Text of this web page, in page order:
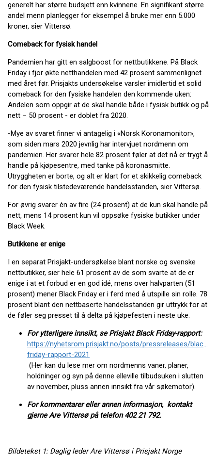
generelt har større budsjett enn kvinnene. En signifikant større
andel menn planlegger for eksempel å bruke mer enn 5.000
kroner, sier Vittersø.
Comeback for fysisk handel
Pandemien har gitt en salgboost for nettbutikkene. På Black
Friday i fjor økte netthandelen med 42 prosent sammenlignet
med året før. Prisjakts undersøkelse varsler imidlertid et solid
comeback for den fysiske handelen den kommende uken:
Andelen som oppgir at de skal handle både i fysisk butikk og på
nett – 50 prosent - er doblet fra 2020.
-Mye av svaret finner vi antagelig i «Norsk Koronamonitor»,
som siden mars 2020 jevnlig har intervjuet nordmenn om
pandemien. Her svarer hele 82 prosent føler at det nå er trygt å
handle på kjøpesentre, med tanke på koronasmitte.
Utryggheten er borte, og alt er klart for et skikkelig comeback
for den fysisk tilstedeværende handelsstanden, sier Vittersø.
For øvrig svarer én av fire (24 prosent) at de kun skal handle på
nett, mens 14 prosent kun vil oppsøke fysiske butikker under
Black Week.
Butikkene er enige
I en separat Prisjakt-undersøkelse blant norske og svenske
nettbutikker, sier hele 61 prosent av de som svarte at de er
enige i at et forbud er en god idé, mens over halvparten (51
prosent) mener Black Friday er i ferd med å utspille sin rolle. 78
prosent blant den nettbaserte handelsstanden gir uttrykk for at
de føler seg presset til å delta på kjøpefesten i neste uke.
For ytterligere innsikt, se Prisjakt Black Friday-rapport:
https://nyhetsrom.prisjakt.no/posts/pressreleases/black-
friday-rapport-2021
(Her kan du lese mer om nordmenns vaner, planer,
holdninger og syn på denne elleville tilbudsuken i slutten
av november, pluss annen innsikt fra vår søkemotor).
For kommentarer eller annen informasjon, kontakt
gjerne Are Vittersø på telefon 402 21 792.
Bildetekst 1: Daglig leder Are Vittersø i Prisjakt Norge